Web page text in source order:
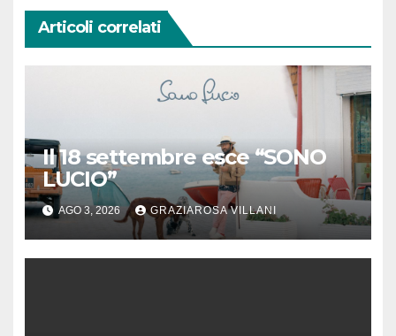
Articoli correlati
Il 18 settembre esce “SONO
LUCIO”
AGO 3, 2026 GRAZIAROSA VILLANI